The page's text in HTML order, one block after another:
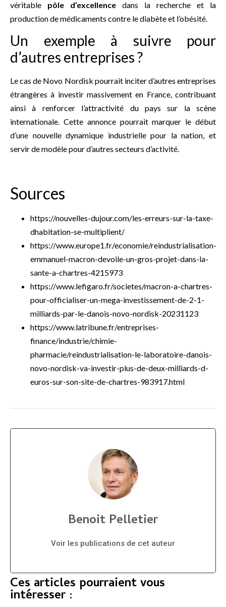
véritable pôle d’excellence dans la recherche et la
production de médicaments contre le diabète et l’obésité.
Un exemple à suivre pour
d’autres entreprises ?
Le cas de Novo Nordisk pourrait inciter d’autres entreprises
étrangères à investir massivement en France, contribuant
ainsi à renforcer l’attractivité du pays sur la scène
internationale. Cette annonce pourrait marquer le début
d’une nouvelle dynamique industrielle pour la nation, et
servir de modèle pour d’autres secteurs d’activité.
Sources
https://nouvelles-dujour.com/les-erreurs-sur-la-taxe-
dhabitation-se-multiplient/
https://www.europe1.fr/economie/reindustrialisation-
emmanuel-macron-devoile-un-gros-projet-dans-la-
sante-a-chartres-4215973
https://www.lefigaro.fr/societes/macron-a-chartres-
pour-officialiser-un-mega-investissement-de-2-1-
milliards-par-le-danois-novo-nordisk-20231123
https://www.latribune.fr/entreprises-
finance/industrie/chimie-
pharmacie/reindustrialisation-le-laboratoire-danois-
novo-nordisk-va-investir-plus-de-deux-milliards-d-
euros-sur-son-site-de-chartres-983917.html
Benoit Pelletier
Voir les publications de cet auteur
Ces articles pourraient vous
intéresser :